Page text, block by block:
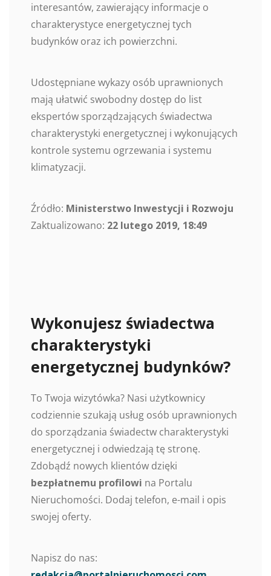
interesantów, zawierający informacje o
charakterystyce energetycznej tych
budynków oraz ich powierzchni.
Udostępniane wykazy osób uprawnionych
mają ułatwić swobodny dostęp do list
ekspertów sporządzających świadectwa
charakterystyki energetycznej i wykonujących
kontrole systemu ogrzewania i systemu
klimatyzacji.
Źródło: Ministerstwo Inwestycji i Rozwoju
Zaktualizowano: 22 lutego 2019, 18:49
Wykonujesz świadectwa
charakterystyki
energetycznej budynków?
To Twoja wizytówka? Nasi użytkownicy
codziennie szukają usług osób uprawnionych
do sporządzania świadectw charakterystyki
energetycznej i odwiedzają tę stronę.
Zdobądź nowych klientów dzięki
bezpłatnemu profilowi na Portalu
Nieruchomości. Dodaj telefon, e-mail i opis
swojej oferty.
Napisz do nas: